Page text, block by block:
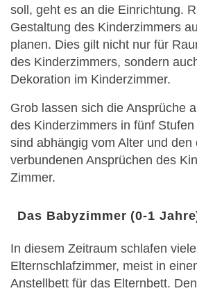
soll, geht es an die Einrichtung.
Gestaltung des Kinderzimmers
planen. Dies gilt nicht nur für
des Kinderzimmers, sondern
Dekoration im Kinderzimmer.
Grob lassen sich die Ansprüche
des Kinderzimmers in fünf
sind abhängig vom Alter und den
verbundenen Ansprüchen des
Zimmer.
Das Babyzimmer (0-1
In diesem Zeitraum schlafen
Elternschlafzimmer, meist in
Anstellbett für das Elternbett.